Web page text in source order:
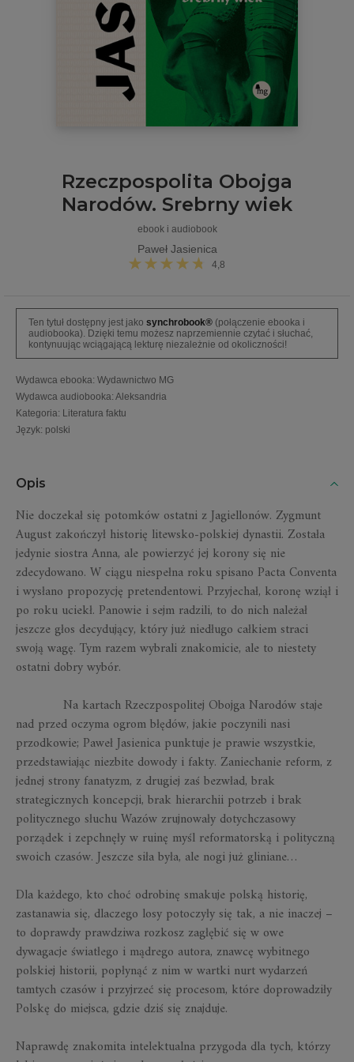
Rzeczpospolita Obojga
Narodów. Srebrny wiek
ebook i audiobook
Paweł Jasienica
4,8
Ten tytuł dostępny jest jako synchrobook® (połączenie ebooka i
audiobooka). Dzięki temu możesz naprzemiennie czytać i słuchać,
kontynuując wciągającą lekturę niezależnie od okoliczności!
Wydawca ebooka: Wydawnictwo MG
Wydawca audiobooka: Aleksandria
Kategoria: Literatura faktu
Język: polski
Opis
Nie doczekał się potomków ostatni z Jagiellonów. Zygmunt
August zakończył historię litewsko-polskiej dynastii. Została
jedynie siostra Anna, ale powierzyć jej korony się nie
zdecydowano. W ciągu niespełna roku spisano Pacta Conventa
i wysłano propozycję pretendentowi. Przyjechał, koronę wziął i
po roku uciekł. Panowie i sejm radzili, to do nich należał
jeszcze głos decydujący, który już niedługo całkiem straci
swoją wagę. Tym razem wybrali znakomicie, ale to niestety
ostatni dobry wybór.
Na kartach Rzeczpospolitej Obojga Narodówstaje
nad przed oczyma ogrom błędów, jakie poczynili nasi
przodkowie; Paweł Jasienica punktuje je prawie wszystkie,
przedstawiając niezbite dowody i fakty. Zaniechanie reform, z
jednej strony fanatyzm, z drugiej zaś bezwład, brak
strategicznych koncepcji, brak hierarchii potrzeb i brak
politycznego słuchu Wazów zrujnowały dotychczasowy
porządek i zepchnęły w ruinę myśl reformatorską i polityczną
swoich czasów. Jeszcze siła była, ale nogi już gliniane…
Dla każdego, kto choć odrobinę smakuje polską historię,
zastanawia się, dlaczego losy potoczyły się tak, a nie inaczej –
to doprawdy prawdziwa rozkosz zagłębić się w owe
dywagacje światłego i mądrego autora, znawcę wybitnego
polskiej historii, popłynąć z nim w wartki nurt wydarzeń
tamtych czasów i przyjrzeć się procesom, które doprowadziły
Polskę do miejsca, gdzie dziś się znajduje.
Naprawdę znakomita intelektualna przygoda dla tych, którzy